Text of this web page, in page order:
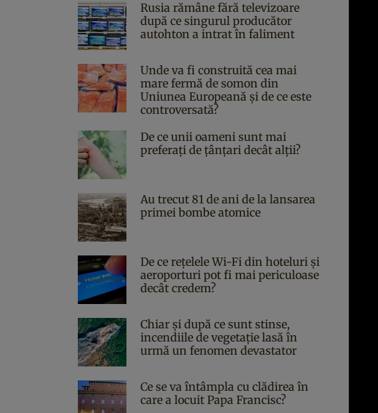
Rusia rămâne fără televizoare
după ce singurul producător
autohton a intrat în faliment
Unde va fi construită cea mai
mare fermă de somon din
Uniunea Europeană și de ce este
controversată?
De ce unii oameni sunt mai
preferați de țânțari decât alții?
Au trecut 81 de ani de la lansarea
primei bombe atomice
De ce rețelele Wi-Fi din hoteluri și
aeroporturi pot fi mai periculoase
decât credem?
Chiar și după ce sunt stinse,
incendiile de vegetație lasă în
urmă un fenomen devastator
Ce se va întâmpla cu clădirea în
care a locuit Papa Francisc?